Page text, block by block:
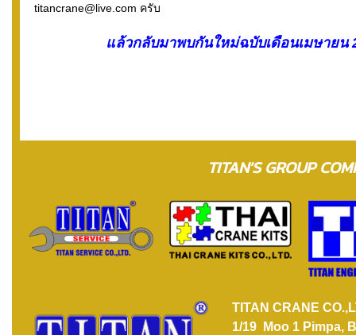
titancrane@live.com ครับ
แล้วกลับมาพบกันใหม่ฉบับเดือนเมษายน
TITAN'S GROUP
TITAN CRANE
1/19 Moo 1 Pimpa,